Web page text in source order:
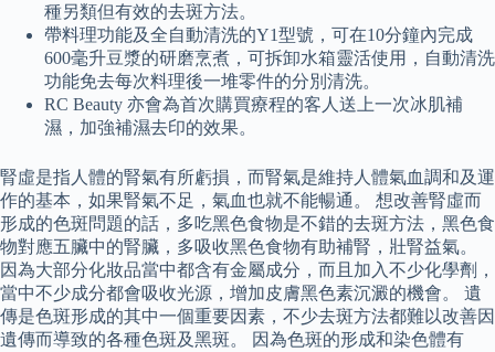
種另類但有效的去斑方法。
帶料理功能及全自動清洗的Y1型號，可在10分鐘內完成
600毫升豆漿的研磨烹煮，可拆卸水箱靈活使用，自動清洗
功能免去每次料理後一堆零件的分別清洗。
RC Beauty 亦會為首次購買療程的客人送上一次冰肌補
濕，加強補濕去印的效果。
腎虛是指人體的腎氣有所虧損，而腎氣是維持人體氣血調和及運
作的基本，如果腎氣不足，氣血也就不能暢通。 想改善腎虛而
形成的色斑問題的話，多吃黑色食物是不錯的去斑方法，黑色食
物對應五臟中的腎臟，多吸收黑色食物有助補腎，壯腎益氣。
因為大部分化妝品當中都含有金屬成分，而且加入不少化學劑，
當中不少成分都會吸收光源，增加皮膚黑色素沉澱的機會。 遺
傳是色斑形成的其中一個重要因素，不少去斑方法都難以改善因
遺傳而導致的各種色斑及黑斑。 因為色斑的形成和染色體有